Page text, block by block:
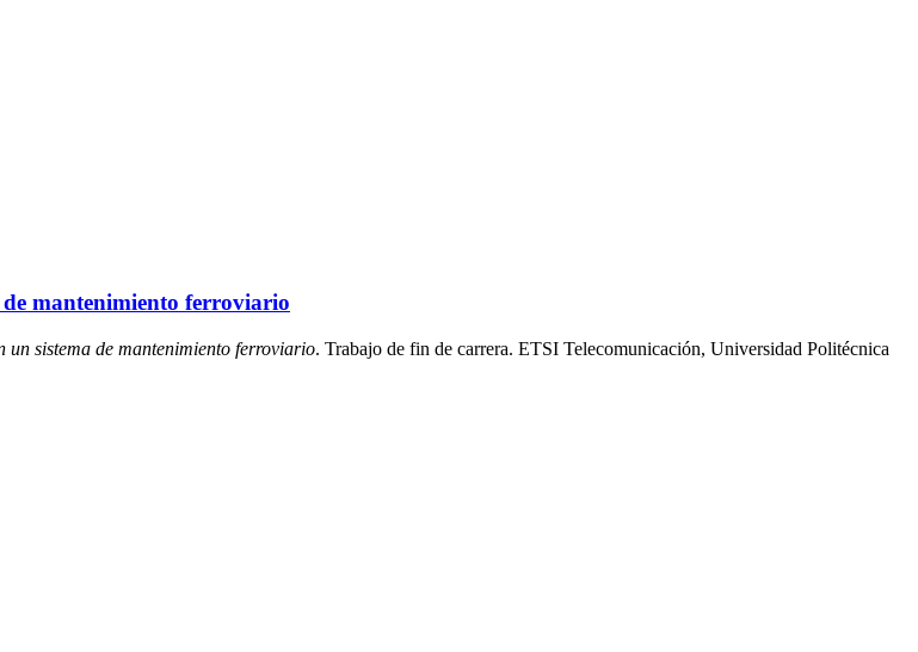
mantenimiento ferroviario
sistema de mantenimiento ferroviario. Trabajo de fin de carrera. ETSI Telecomunicación, Universidad Politécnica